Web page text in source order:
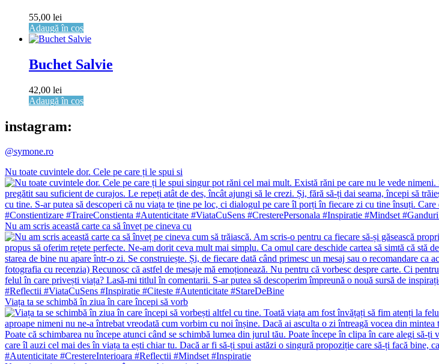
55,00 lei
Adaugă în coș
Buchet Salvie
42,00 lei
Adaugă în coș
instagram:
@symone.ro
Nu toate cuvintele dor. Cele pe care ți le spui si
Nu am scris această carte ca să înveț pe cineva cu
Viața ta se schimbă în ziua în care începi să vorb